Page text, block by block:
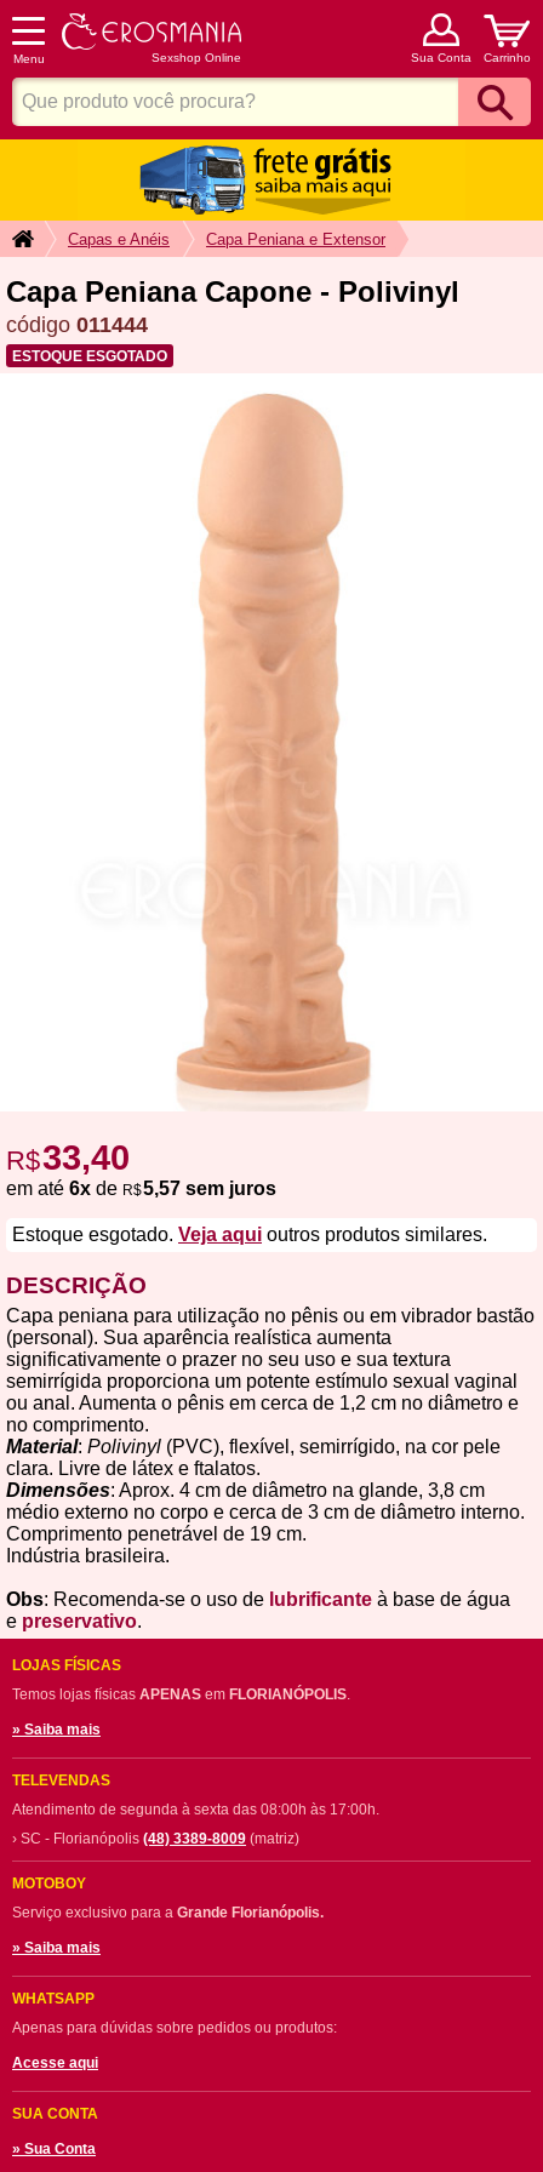
Menu Sexshop Online Sua Conta Carrinho
Capas e Anéis Capa Peniana e Extensor
Capa Peniana Capone - Polivinyl
código 011444
ESTOQUE ESGOTADO
R$33,40
em até 6x de R$5,57 sem juros
Estoque esgotado. Veja aqui outros produtos similares.
DESCRIÇÃO
Capa peniana para utilização no pênis ou em vibrador bastão
(personal). Sua aparência realística aumenta
significativamente o prazer no seu uso e sua textura
semirrígida proporciona um potente estímulo sexual vaginal
ou anal. Aumenta o pênis em cerca de 1,2 cm no diâmetro e
no comprimento.
Material: Polivinyl (PVC), flexível, semirrígido, na cor pele
clara. Livre de látex e ftalatos.
Dimensões: Aprox. 4 cm de diâmetro na glande, 3,8 cm
médio externo no corpo e cerca de 3 cm de diâmetro interno.
Comprimento penetrável de 19 cm.
Indústria brasileira.
Obs: Recomenda-se o uso de lubrificante à base de água
e preservativo.
LOJAS FÍSICAS
Temos lojas físicas APENAS em FLORIANÓPOLIS.
» Saiba mais
TELEVENDAS
Atendimento de segunda à sexta das 08:00h às 17:00h.
› SC - Florianópolis (48) 3389-8009 (matriz)
MOTOBOY
Serviço exclusivo para a Grande Florianópolis.
» Saiba mais
WHATSAPP
Apenas para dúvidas sobre pedidos ou produtos:
Acesse aqui
SUA CONTA
» Sua Conta